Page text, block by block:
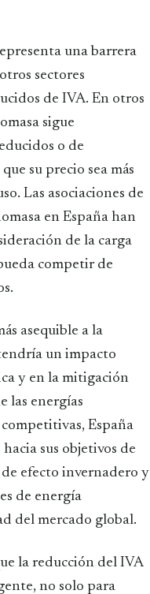
una barrera
sectores
de IVA. En otros
sigue
o de
su precio sea más
Las asociaciones de
en España han
de la carga
competir de
asequible a la
un impacto
y en la mitigación
las energías
competitivas, España
sus objetivos de
efecto invernadero y
de energía
del mercado global.
la reducción del IVA
no solo para